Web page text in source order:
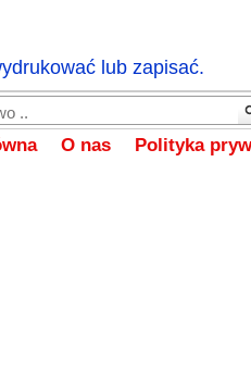
lub zapisać.
O nas Polityka